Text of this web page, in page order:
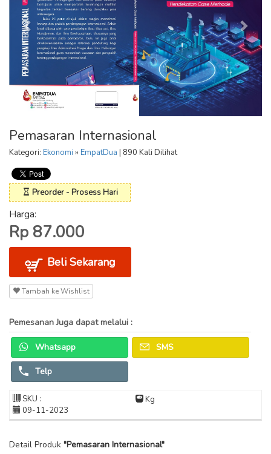
Pemasaran Internasional
Kategori: Ekonomi » EmpatDua | 890 Kali Dilihat
Preorder - Prosess Hari
Harga:
Rp 87.000
Beli Sekarang
Tambah ke Wishlist
Pemesanan Juga dapat melalui :
Whatsapp SMS
Telp
SKU :
Kg
09-11-2023
Detail Produk "Pemasaran Internasional"